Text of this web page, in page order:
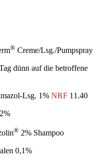
® Creme/Lsg./Pumpspray
dünn auf die betroffene
Lsg. 1% NRF 11.40
® 2% Shampoo
0,1%